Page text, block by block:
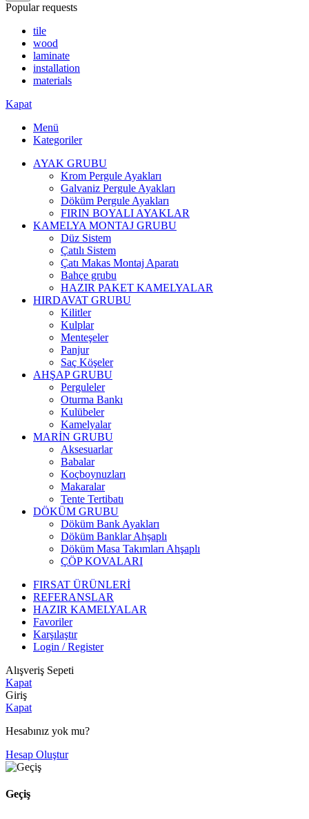
Popular requests
tile
wood
laminate
installation
materials
Kapat
Menü
Kategoriler
AYAK GRUBU
Krom Pergule Ayakları
Galvaniz Pergule Ayakları
Döküm Pergule Ayakları
FIRIN BOYALI AYAKLAR
KAMELYA MONTAJ GRUBU
Düz Sistem
Çatılı Sistem
Çatı Makas Montaj Aparatı
Bahçe grubu
HAZIR PAKET KAMELYALAR
HIRDAVAT GRUBU
Kilitler
Kulplar
Menteşeler
Panjur
Saç Köşeler
AHŞAP GRUBU
Perguleler
Oturma Bankı
Kulübeler
Kamelyalar
MARİN GRUBU
Aksesuarlar
Babalar
Koçboynuzları
Makaralar
Tente Tertibatı
DÖKÜM GRUBU
Döküm Bank Ayakları
Döküm Banklar Ahşaplı
Döküm Masa Takımları Ahşaplı
ÇÖP KOVALARI
FIRSAT ÜRÜNLERİ
REFERANSLAR
HAZIR KAMELYALAR
Favoriler
Karşılaştır
Login / Register
Alışveriş Sepeti
Kapat
Giriş
Kapat
Hesabınız yok mu?
Hesap Oluştur
Geçiş